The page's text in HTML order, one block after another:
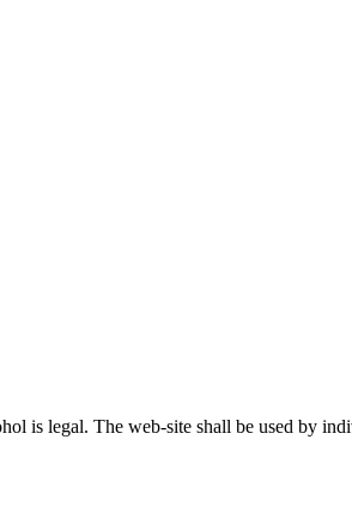
is legal. The web-site shall be used by